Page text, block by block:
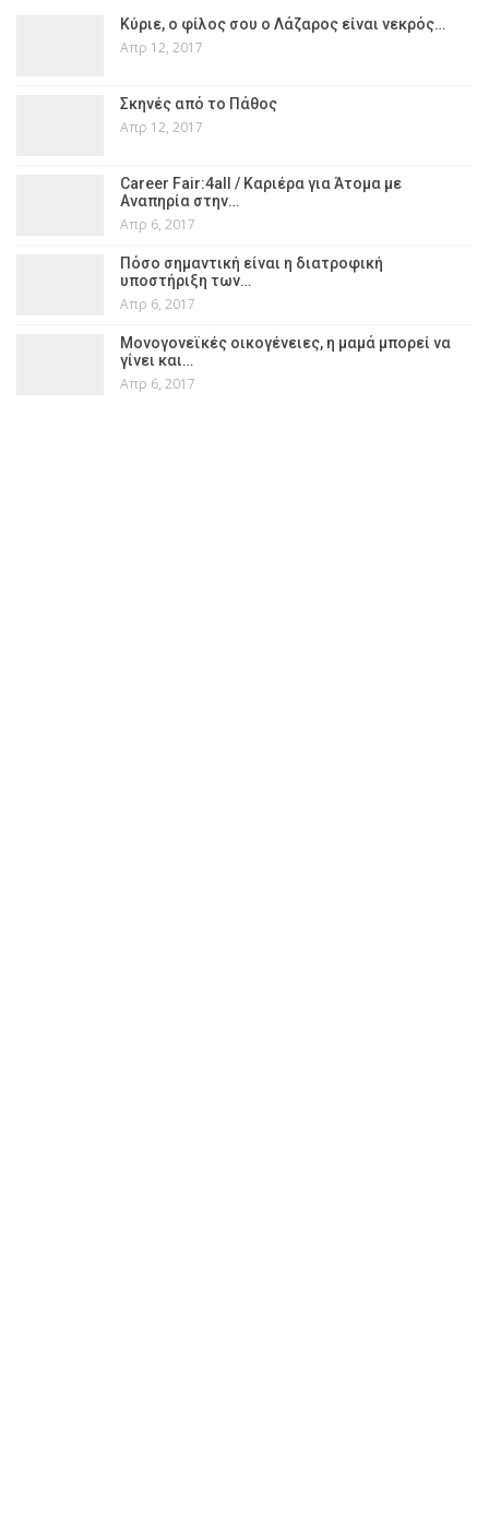
Κύριε, ο φίλος σου ο Λάζαρος είναι νεκρός…
Απρ 12, 2017
Σκηνές από το Πάθος
Απρ 12, 2017
Career Fair:4all / Καριέρα για Άτομα με
Αναπηρία στην…
Απρ 6, 2017
Πόσο σημαντική είναι η διατροφική
υποστήριξη των…
Απρ 6, 2017
Μονογονεϊκές οικογένειες, η μαμά μπορεί να
γίνει και…
Απρ 6, 2017